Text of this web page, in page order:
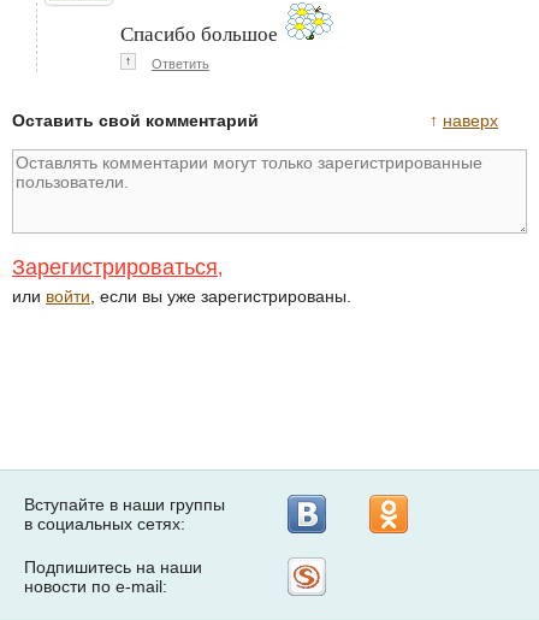
Спасибо большое
↑ Ответить
↑ наверх
Оставить свой комментарий
Зарегистрироваться,
или войти , если вы уже зарегистрированы.
Вступайте в наши группы
в социальных сетях:
Подпишитесь на наши
новости по e-mail: